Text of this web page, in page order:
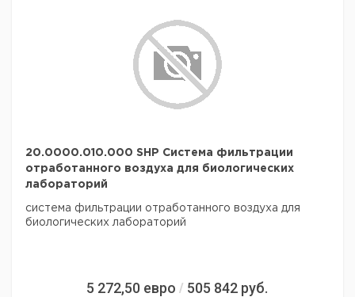
20.0000.010.000 SHP Система фильтрации
отработанного воздуха для биологических
лабораторий
система фильтрации отработанного воздуха для
биологических лабораторий
5 272,50 евро / 505 842 руб.